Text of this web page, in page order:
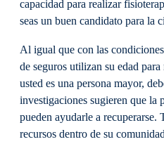
capacidad para realizar
seas un buen candidato para la
Al igual que con las
de seguros utilizan su edad
usted es una persona mayor,
investigaciones sugieren que la
pueden ayudarle a recuperarse.
recursos dentro de su